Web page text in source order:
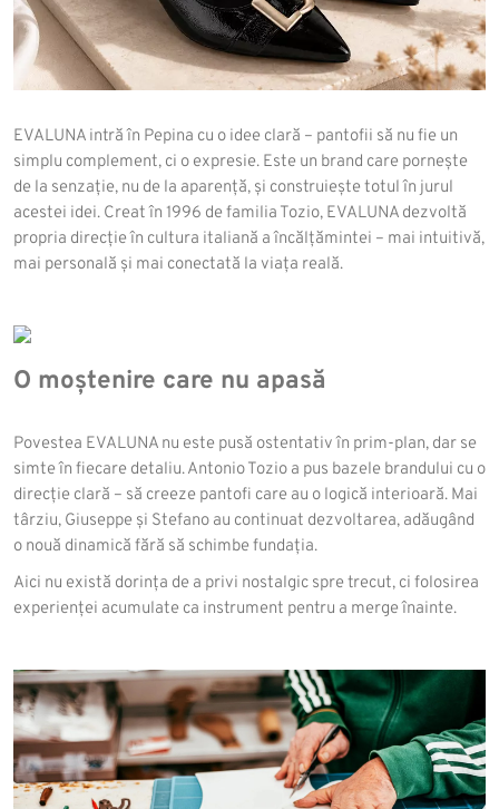
EVALUNA intră în Pepina cu o idee clară – pantofii să nu fie un
simplu complement, ci o expresie. Este un brand care pornește
de la senzație, nu de la aparență, și construiește totul în jurul
acestei idei. Creat în 1996 de familia Tozio, EVALUNA dezvoltă
propria direcție în cultura italiană a încălțămintei – mai intuitivă,
mai personală și mai conectată la viața reală.
O moștenire care nu apasă
Povestea EVALUNA nu este pusă ostentativ în prim-plan, dar se
simte în fiecare detaliu. Antonio Tozio a pus bazele brandului cu o
direcție clară – să creeze pantofi care au o logică interioară. Mai
târziu, Giuseppe și Stefano au continuat dezvoltarea, adăugând
o nouă dinamică fără să schimbe fundația.
Aici nu există dorința de a privi nostalgic spre trecut, ci folosirea
experienței acumulate ca instrument pentru a merge înainte.